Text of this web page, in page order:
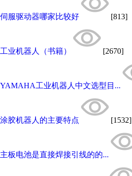
伺服驱动器哪家比较好 [813]
工业机器人（书籍） [2670]
YAMAHA工业机器人中文选型目...
涂胶机器人的主要特点 [1532]
主板电池是直接焊接引线的的...